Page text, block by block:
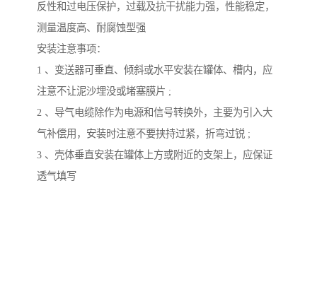
反性和过电压保护，过载及抗干扰能力强，性能稳定，
测量温度高、耐腐蚀型强
安装注意事项：
1 、变送器可垂直、倾斜或水平安装在罐体、槽内，应
注意不让泥沙埋没或堵塞膜片 ;
2 、导气电缆除作为电源和信号转换外，主要为引入大
气补偿用，安装时注意不要挟持过紧，折弯过锐 ;
3 、壳体垂直安装在罐体上方或附近的支架上，应保证
透气填写